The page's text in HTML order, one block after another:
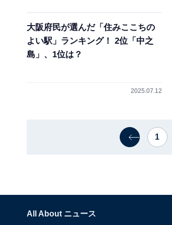
大阪府民が選んだ「住みここちの
よい駅」ランキング！ 2位「中之
島」、1位は？
2025.07.12
1
All About ニュース